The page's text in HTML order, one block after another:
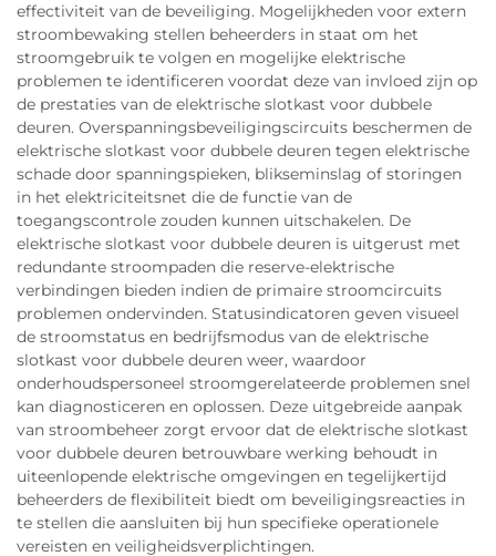
effectiviteit van de beveiliging. Mogelijkheden voor extern
stroombewaking stellen beheerders in staat om het
stroomgebruik te volgen en mogelijke elektrische
problemen te identificeren voordat deze van invloed zijn op
de prestaties van de elektrische slotkast voor dubbele
deuren. Overspanningsbeveiligingscircuits beschermen de
elektrische slotkast voor dubbele deuren tegen elektrische
schade door spanningspieken, blikseminslag of storingen
in het elektriciteitsnet die de functie van de
toegangscontrole zouden kunnen uitschakelen. De
elektrische slotkast voor dubbele deuren is uitgerust met
redundante stroompaden die reserve-elektrische
verbindingen bieden indien de primaire stroomcircuits
problemen ondervinden. Statusindicatoren geven visueel
de stroomstatus en bedrijfsmodus van de elektrische
slotkast voor dubbele deuren weer, waardoor
onderhoudspersoneel stroomgerelateerde problemen snel
kan diagnosticeren en oplossen. Deze uitgebreide aanpak
van stroombeheer zorgt ervoor dat de elektrische slotkast
voor dubbele deuren betrouwbare werking behoudt in
uiteenlopende elektrische omgevingen en tegelijkertijd
beheerders de flexibiliteit biedt om beveiligingsreacties in
te stellen die aansluiten bij hun specifieke operationele
vereisten en veiligheidsverplichtingen.